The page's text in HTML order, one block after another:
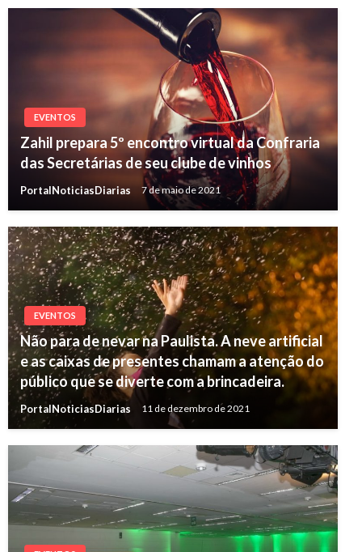
EVENTOS
Zahil prepara 5º encontro virtual da Confraria
das Secretárias de seu clube de vinhos
PortalNoticiasDiarias 7 de maio de 2021
EVENTOS
Não para de nevar na Paulista. A neve artificial
e as caixas de presentes chamam a atenção do
público que se diverte com a brincadeira.
PortalNoticiasDiarias 11 de dezembro de 2021